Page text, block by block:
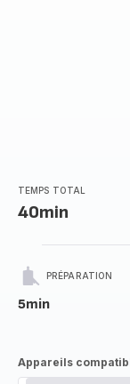
TEMPS TOTAL
40min
PRÉPARATION
5min
Appareils